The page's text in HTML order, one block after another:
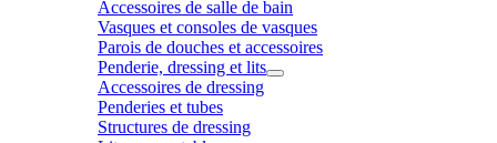
Accessoires de salle de bain
Vasques et consoles de vasques
Parois de douches et accessoires
Penderie, dressing et lits
Accessoires de dressing
Penderies et tubes
Structures de dressing